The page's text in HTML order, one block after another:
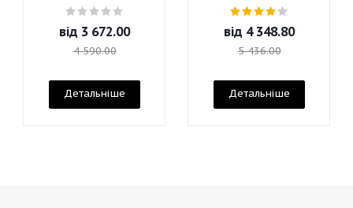
від 3 672.00
4 590.00
Детальніше
від 4 348.80
5 436.00
Детальніше